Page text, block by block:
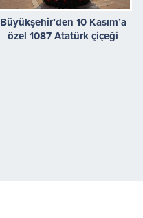
Büyükşehir’den 10 Kasım’a
özel 1087 Atatürk çiçeği